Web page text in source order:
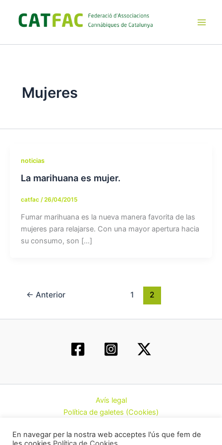
contenido
Mujeres
noticias
La marihuana es mujer.
catfac /26/04/2015
Fumar marihuana es la nueva manera favorita de las
mujeres para relajarse. Con una mayor apertura hacia
su consumo, son […]
← Anterior 1 2
Avís legal
Política de galetes (Cookies)
Contacte
En navegar per la nostra web acceptes l'ús que fem de